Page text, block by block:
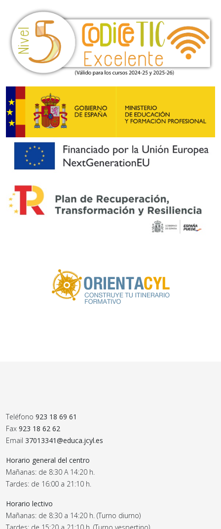
Teléfono 923 18 69 61
Fax 923 18 62 62
Email 37013341@educa.jcyl.es
Horario general del centro
Mañanas: de 8:30 A 14:20 h.
Tardes: de 16:00 a 21:10 h.
Horario lectivo
Mañanas: de 8:30 a 14:20 h. (Turno diurno)